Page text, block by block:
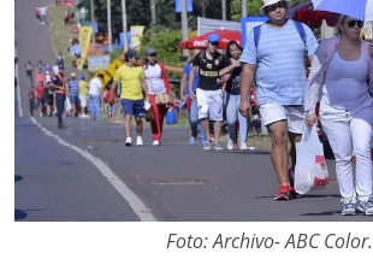
Foto: Archivo- ABC Color.